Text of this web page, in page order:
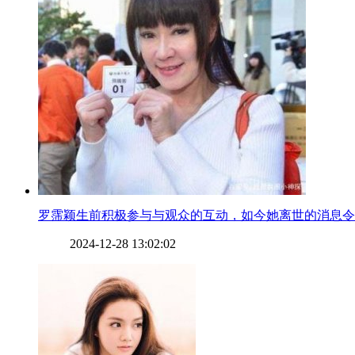
罗霈颖生前积极参与与观众的互动，如今她离世的消息
2024-12-28 13:02:02